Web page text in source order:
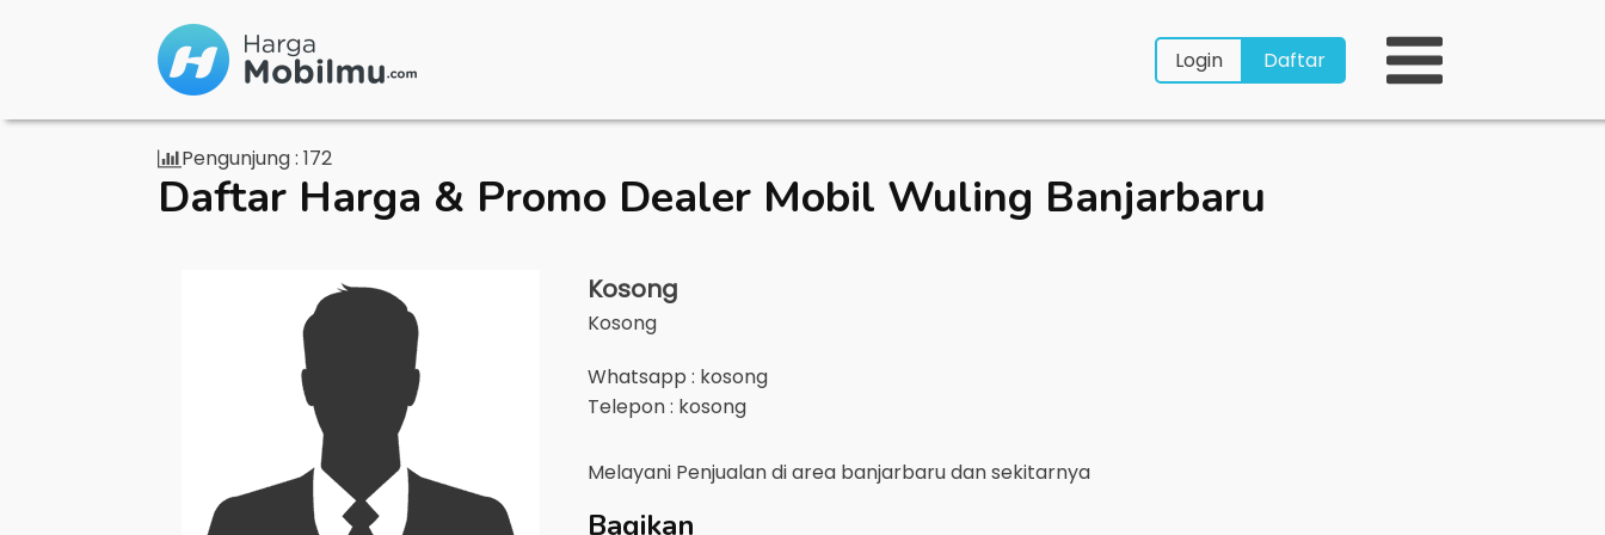
Login Daftar
Pengunjung : 172
Daftar Harga & Promo Dealer Mobil Wuling Banjarbaru
Kosong
Kosong
Whatsapp : kosong
Telepon : kosong
Melayani Penjualan di area banjarbarudan sekitarnya
Bagikan